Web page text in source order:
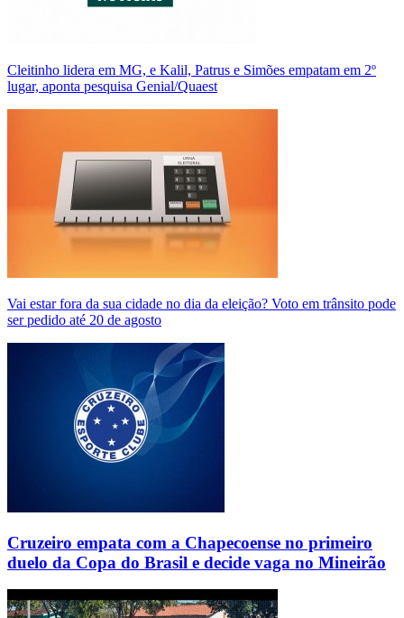
Cleitinho lidera em MG, e Kalil, Patrus e Simões empatam em 2º
lugar, aponta pesquisa Genial/Quaest
Vai estar fora da sua cidade no dia da eleição? Voto em trânsito pode
ser pedido até 20 de agosto
Cruzeiro empata com a Chapecoense no primeiro
duelo da Copa do Brasil e decide vaga no Mineirão